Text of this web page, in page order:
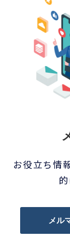
お役立ち情
メル